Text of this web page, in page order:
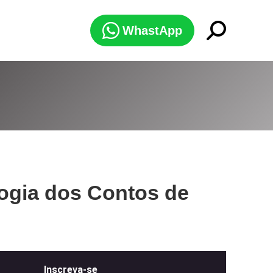
WhastApp Search:
dos Contos de
Inscreva-se